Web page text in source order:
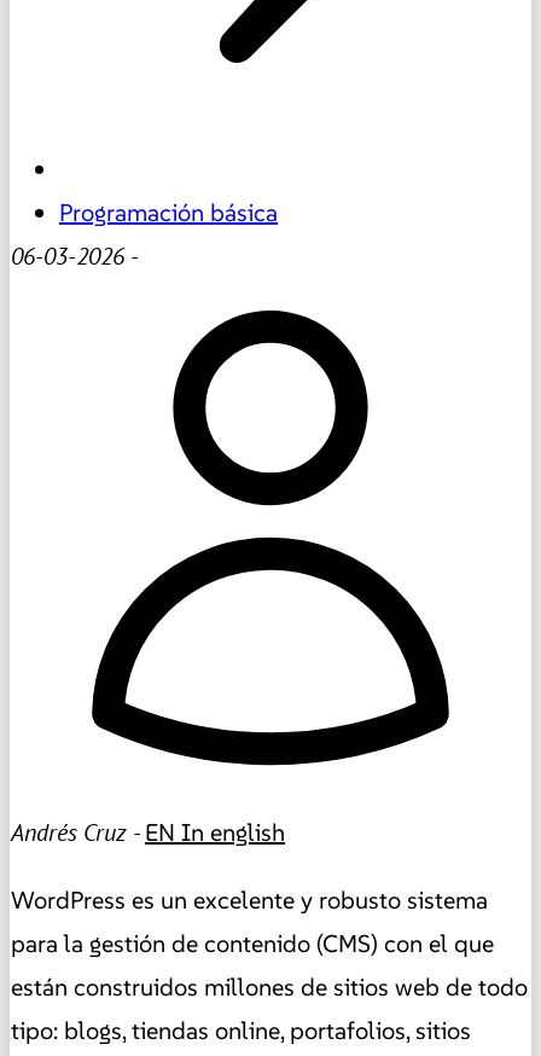
Programación básica
06-03-2026 -
Andrés Cruz -EN In english
WordPress es un excelente y robusto sistema
para la gestión de contenido (CMS) con el que
están construidos millones de sitios web de todo
tipo: blogs, tiendas online, portafolios, sitios